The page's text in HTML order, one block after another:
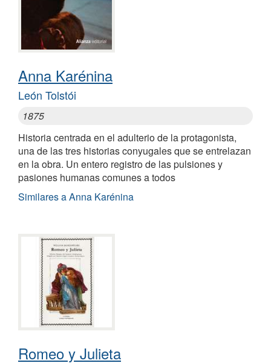
Anna Karénina
León Tolstói
1875
Historia centrada en el adulterio de la protagonista,
una de las tres historias conyugales que se entrelazan
en la obra. Un entero registro de las pulsiones y
pasiones humanas comunes a todos
Similares a Anna Karénina
Romeo y Julieta